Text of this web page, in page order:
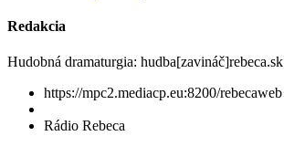
Redakcia
Hudobná dramaturgia: hudba[zavináč]rebeca.sk
https://mpc2.mediacp.eu:8200/rebecaweb
Rádio Rebeca